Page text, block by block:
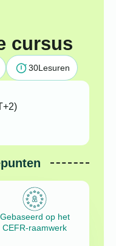
cursus
30Lesuren
Gebaseerd op het
CEFR-raamwerk